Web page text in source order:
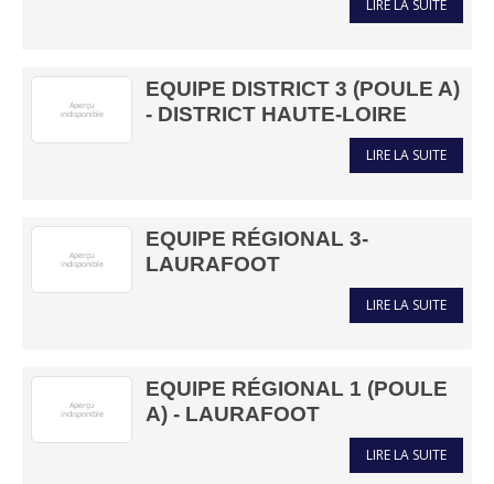
LIRE LA SUITE
EQUIPE DISTRICT 3 (POULE A)
- DISTRICT HAUTE-LOIRE
LIRE LA SUITE
EQUIPE RÉGIONAL 3-
LAURAFOOT
LIRE LA SUITE
EQUIPE RÉGIONAL 1 (POULE
A) - LAURAFOOT
LIRE LA SUITE